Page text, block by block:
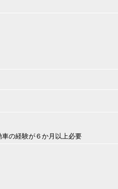
の経験が６か月以上必要